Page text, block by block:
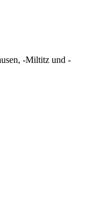
-Miltitz und -